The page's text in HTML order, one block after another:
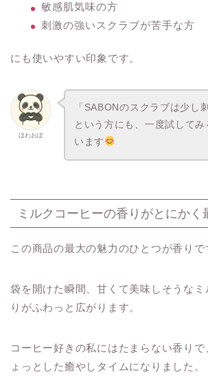
敏感肌気味の方
刺激の強いスクラブが苦手な方
にも使いやすい印象です。
ほわおぽ
「SABONのスクラブは少し
という方にも、一度試して
います
ミルクコーヒーの香りがとにか
この商品の最大の魅力のひとつが香りで
袋を開けた瞬間、甘くて美味しそうなミ
りがふわっと広がります。
コーヒー好きの私にはたまらない香りで
ょっとした癒やしタイムになりました。